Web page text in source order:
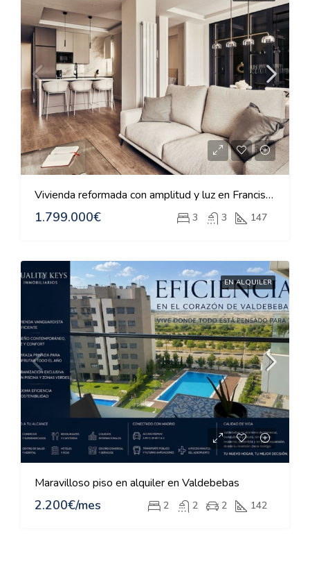
Vivienda reformada con amplitud y luz en Francisco Silvela
1.799.000€ 3 3 147
EN ALQUILER
Maravilloso piso en alquiler en Valdebebas
2.200€/mes 2 2 2 142